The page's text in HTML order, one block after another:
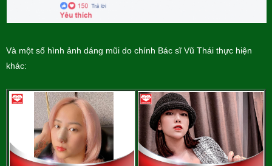
Và một số hình ảnh dáng mũi do chính Bác sĩ Vũ Thái thực hiện
khác: